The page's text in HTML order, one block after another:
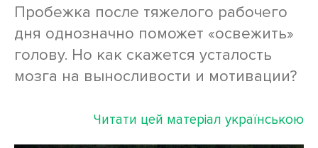
Тренировки
Мотивация
Питание
Пробежка после тяжелого рабочего
дня однозначно поможет «освежить»
голову. Но как скажется усталость
мозга на выносливости и мотивации?
Читати цей матеріал українською